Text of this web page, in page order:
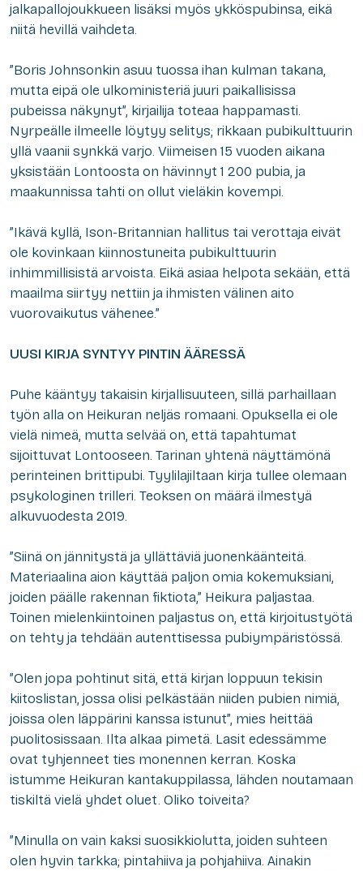
jalkapallojoukkueen lisäksi myös ykköspubinsa, eikä
niitä hevillä vaihdeta.
”Boris Johnsonkin asuu tuossa ihan kulman takana,
mutta eipä ole ulkoministeriä juuri paikallisissa
pubeissa näkynyt”, kirjailija toteaa happamasti.
Nyrpeälle ilmeelle löytyy selitys; rikkaan pubikulttuurin
yllä vaanii synkkä varjo. Viimeisen 15 vuoden aikana
yksistään Lontoosta on hävinnyt 1 200 pubia, ja
maakunnissa tahti on ollut vieläkin kovempi.
”Ikävä kyllä, Ison-Britannian hallitus tai verottaja eivät
ole kovinkaan kiinnostuneita pubikulttuurin
inhimmillisistä arvoista. Eikä asiaa helpota sekään, että
maailma siirtyy nettiin ja ihmisten välinen aito
vuorovaikutus vähenee.”
UUSI KIRJA SYNTYY PINTIN ÄÄRESSÄ
Puhe kääntyy takaisin kirjallisuuteen, sillä parhaillaan
työn alla on Heikuran neljäs romaani. Opuksella ei ole
vielä nimeä, mutta selvää on, että tapahtumat
sijoittuvat Lontooseen. Tarinan yhtenä näyttämönä
perinteinen brittipubi. Tyylilajiltaan kirja tullee olemaan
psykologinen trilleri. Teoksen on määrä ilmestyä
alkuvuodesta 2019.
”Siinä on jännitystä ja yllättäviä juonenkäänteitä.
Materiaalina aion käyttää paljon omia kokemuksiani,
joiden päälle rakennan fiktiota,” Heikura paljastaa.
Toinen mielenkiintoinen paljastus on, että kirjoitustyötä
on tehty ja tehdään autenttisessa pubiympäristössä.
”Olen jopa pohtinut sitä, että kirjan loppuun tekisin
kiitoslistan, jossa olisi pelkästään niiden pubien nimiä,
joissa olen läppärini kanssa istunut”, mies heittää
puolitosissaan. Ilta alkaa pimetä. Lasit edessämme
ovat tyhjenneet ties monennen kerran. Koska
istumme Heikuran kantakuppilassa, lähden noutamaan
tiskiltä vielä yhdet oluet. Oliko toiveita?
”Minulla on vain kaksi suosikkiolutta, joiden suhteen
olen hyvin tarkka; pintahiiva ja pohjahiiva. Ainakin